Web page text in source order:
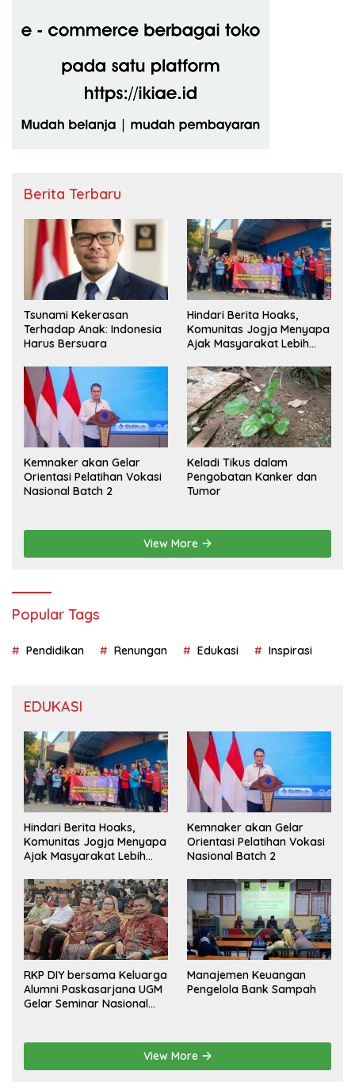
Berita Terbaru
Tsunami Kekerasan
Terhadap Anak: Indonesia
Harus Bersuara
Hindari Berita Hoaks,
Komunitas Jogja Menyapa
Ajak Masyarakat Lebih
Kemnaker akan Gelar
Orientasi Pelatihan Vokasi
Nasional Batch 2
Keladi Tikus dalam
Pengobatan Kanker dan
Tumor
View More
Popular Tags
Pendidikan Renungan Edukasi Inspirasi
EDUKASI
Hindari Berita Hoaks,
Komunitas Jogja Menyapa
Ajak Masyarakat Lebih
Kemnaker akan Gelar
Orientasi Pelatihan Vokasi
Nasional Batch 2
RKP DIY bersama Keluarga
Alumni Paskasarjana UGM
Gelar Seminar Nasional
Manajemen Keuangan
Pengelola Bank Sampah
View More